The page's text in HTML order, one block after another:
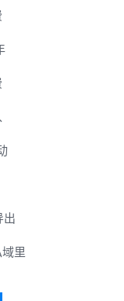
出
里